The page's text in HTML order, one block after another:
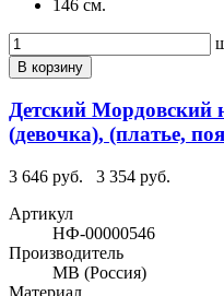
146 см.
В корзину
Детский Мордовский
(девочка), (платье,
3 646 руб.
3 354 руб.
Артикул
НФ-00000546
Производитель
МВ (Россия)